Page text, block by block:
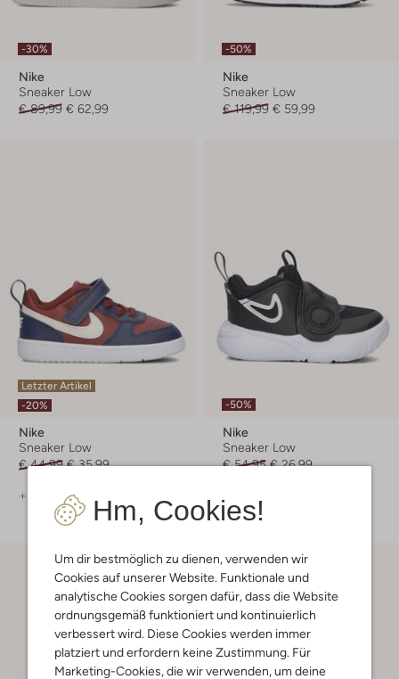
Hm, Cookies!
Um dir bestmöglich zu dienen, verwenden wir
Cookies auf unserer Website. Funktionale und
analytische Cookies sorgen dafür, dass die Website
ordnungsgemäß funktioniert und kontinuierlich
verbessert wird. Diese Cookies werden immer
platziert und erfordern keine Zustimmung. Für
Marketing-Cookies, die wir verwenden, um deine
-30%
Nike
Sneaker Low
€ 89,99 € 62,99
-50%
Nike
Sneaker Low
€ 119,99 € 59,99
Letzter Artikel
-20%
Nike
Sneaker Low
€ 44,99 € 35,99
+ mehr farben
-50%
Nike
Sneaker Low
€ 54,95 € 26,99